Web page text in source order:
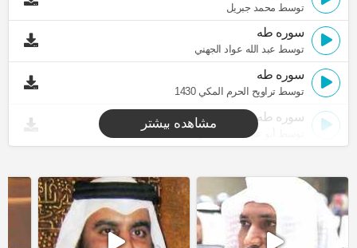
توسط محمد جبريل
سوره طه
توسط عبد الله عواد الجهني
سوره طه
توسط تراويح الحرم المكي 1430
سوره طه
توسط أبو عبد الله المظفر
مشاهده بیشتر